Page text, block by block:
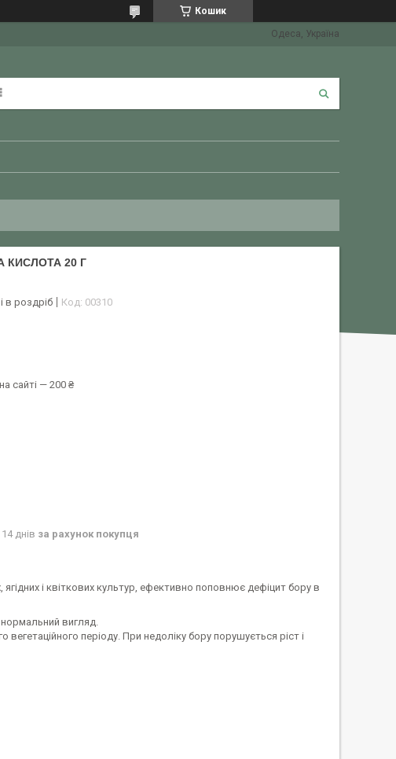
Кошик
Одеса, Україна
КИСЛОТА 20 Г
в роздріб Код: 00310
сайті — 200 ₴
днів за рахунок покупця
і квіткових культур, ефективно поповнює дефіцит бору в
вигляд.
періоду. При недоліку бору порушується ріст і